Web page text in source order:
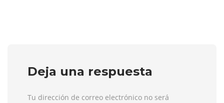
Deja una respuesta
Tu dirección de correo electrónico no será